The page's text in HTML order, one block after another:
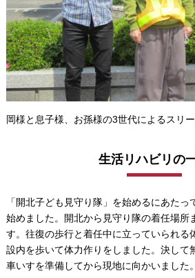
岡様と息子様、お孫様の3世代によるスリ
生活リハビリの
「開北子ども見守り隊」を始めるにあたっ
始めました。開北から見守り隊の着任場所
す。往復の歩行と着任中に立っていられる
設内を歩いて体力作りをしました。決して
車いすを準備してから現地に向かいました。